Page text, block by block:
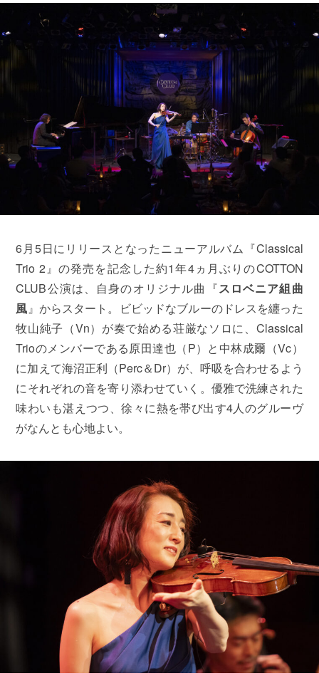
6月5日にリリースとなったニューアルバム『Classical
Trio 2』の発売を記念した約1年4ヵ月ぶりのCOTTON
CLUB公演は、自身のオリジナル曲『スロベニア組曲
風 』からスタート。ビビッドなブルーのドレスを纏った
牧山純子（Vn）が奏で始める荘厳なソロに、Classical
Trioのメンバーである原田達也（P）と中林成爾（Vc）
に加えて海沼正利（Perc＆Dr）が、呼吸を合わせるよう
にそれぞれの音を寄り添わせていく。優雅で洗練された
味わいも湛えつつ、徐々に熱を帯び出す4人のグルーヴ
がなんとも心地よい。